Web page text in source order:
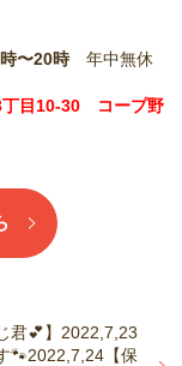
時〜20時年中無休
丁目10-30 コープ野
君💕】2022,7,23
🐾2022,7,24【保